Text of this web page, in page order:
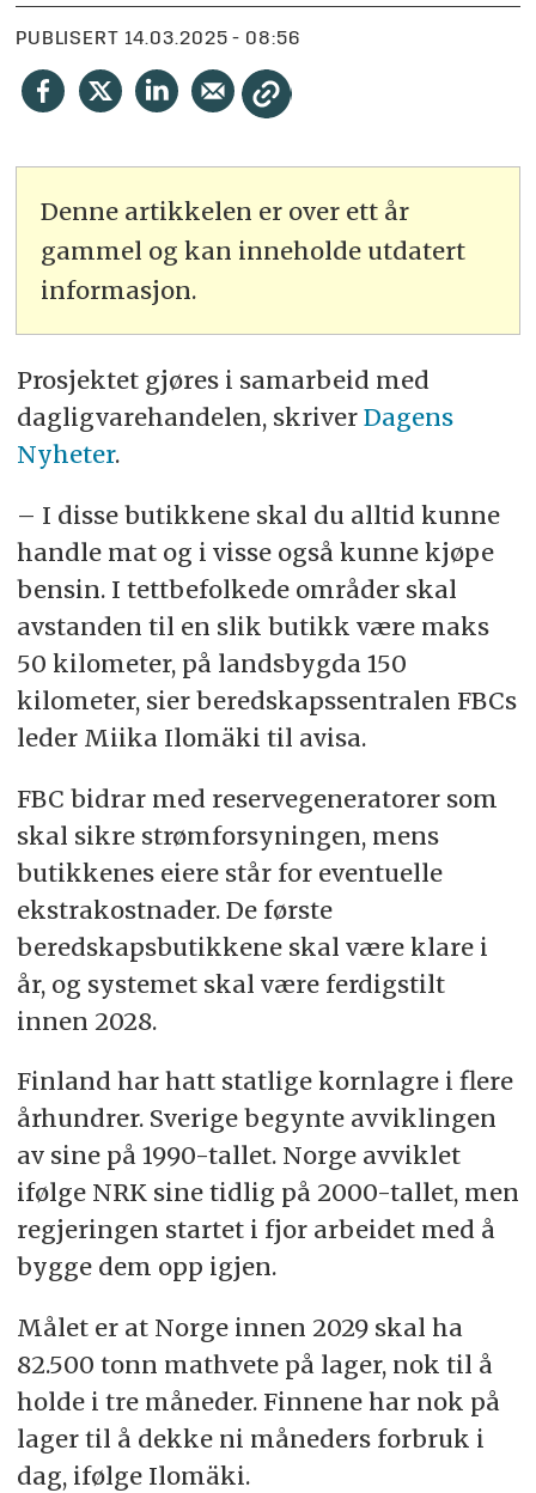
PUBLISERT 14.03.2025 - 08:56
Denne artikkelen er over ett år
gammel og kan inneholde utdatert
informasjon.
Prosjektet gjøres i samarbeid med
dagligvarehandelen, skriver Dagens
Nyheter.
– I disse butikkene skal du alltid kunne
handle mat og i visse også kunne kjøpe
bensin. I tettbefolkede områder skal
avstanden til en slik butikk være maks
50 kilometer, på landsbygda 150
kilometer, sier beredskapssentralen FBCs
leder Miika Ilomäki til avisa.
FBC bidrar med reservegeneratorer som
skal sikre strømforsyningen, mens
butikkenes eiere står for eventuelle
ekstrakostnader. De første
beredskapsbutikkene skal være klare i
år, og systemet skal være ferdigstilt
innen 2028.
Finland har hatt statlige kornlagre i flere
århundrer. Sverige begynte avviklingen
av sine på 1990-tallet. Norge avviklet
ifølge NRK sine tidlig på 2000-tallet, men
regjeringen startet i fjor arbeidet med å
bygge dem opp igjen.
Målet er at Norge innen 2029 skal ha
82.500 tonn mathvete på lager, nok til å
holde i tre måneder. Finnene har nok på
lager til å dekke ni måneders forbruk i
dag, ifølge Ilomäki.